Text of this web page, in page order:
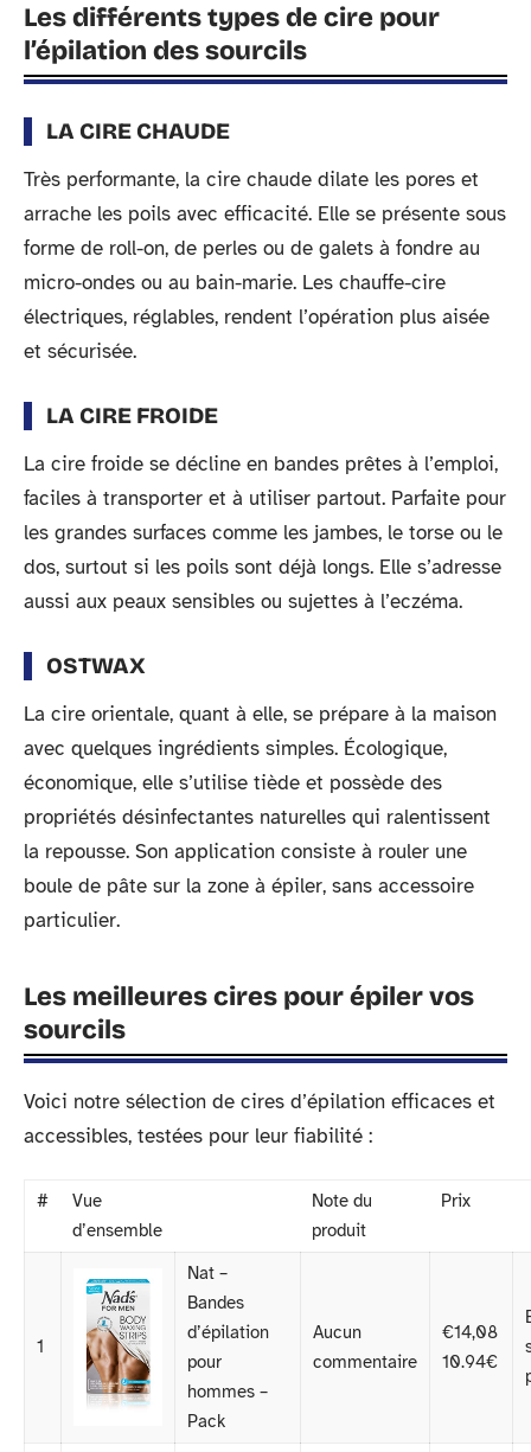
Les différents types de cire pour
l’épilation des sourcils
LA CIRE CHAUDE
Très performante, la cire chaude dilate les pores et
arrache les poils avec efficacité. Elle se présente sous
forme de roll-on, de perles ou de galets à fondre au
micro-ondes ou au bain-marie. Les chauffe-cire
électriques, réglables, rendent l’opération plus aisée
et sécurisée.
LA CIRE FROIDE
La cire froide se décline en bandes prêtes à l’emploi,
faciles à transporter et à utiliser partout. Parfaite pour
les grandes surfaces comme les jambes, le torse ou le
dos, surtout si les poils sont déjà longs. Elle s’adresse
aussi aux peaux sensibles ou sujettes à l’eczéma.
OSTWAX
La cire orientale, quant à elle, se prépare à la maison
avec quelques ingrédients simples. Écologique,
économique, elle s’utilise tiède et possède des
propriétés désinfectantes naturelles qui ralentissent
la repousse. Son application consiste à rouler une
boule de pâte sur la zone à épiler, sans accessoire
particulier.
Les meilleures cires pour épiler vos
sourcils
Voici notre sélection de cires d’épilation efficaces et
accessibles, testées pour leur fiabilité :
#
Vue
d’ensemble
Note du
produit
Prix
1
Nat –
Bandes
d’épilation
pour
hommes –
Pack
Aucun
commentaire
€14,08
10.94€